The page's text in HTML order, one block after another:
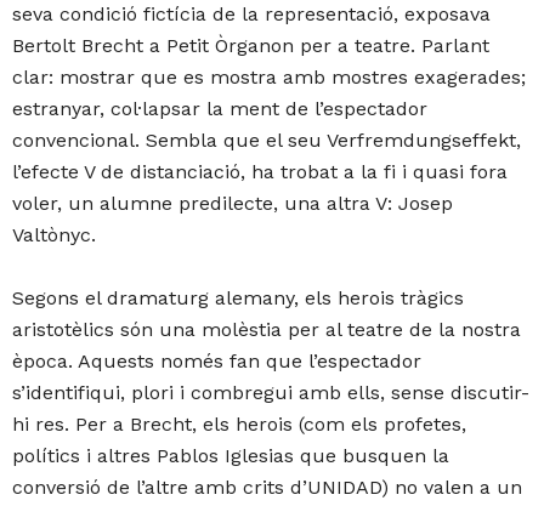
seva condició fictícia de la representació, exposava
Bertolt Brecht a Petit Òrganon per a teatre. Parlant
clar: mostrar que es mostra amb mostres exagerades;
estranyar, col·lapsar la ment de l’espectador
convencional. Sembla que el seu Verfremdungseffekt,
l’efecte V de distanciació, ha trobat a la fi i quasi fora
voler, un alumne predilecte, una altra V: Josep
Valtònyc.
Segons el dramaturg alemany, els herois tràgics
aristotèlics són una molèstia per al teatre de la nostra
època. Aquests només fan que l’espectador
s’identifiqui, plori i combregui amb ells, sense discutir-
hi res. Per a Brecht, els herois (com els profetes,
polítics i altres Pablos Iglesias que busquen la
conversió de l’altre amb crits d’UNIDAD) no valen a un